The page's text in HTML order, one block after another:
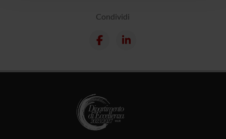
raccolto dal tuo utilizzo dei loro servizi.
Condividi